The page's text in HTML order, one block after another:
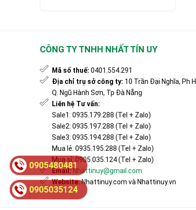
CÔNG TY TNHH NHẤT TÍN UY
Mã số thuế: 0401.554.291
Địa chỉ trụ sở công ty: 10 Trần Đại Nghĩa, Ph
Q. Ngũ Hành Sơn, Tp Đà Nẵng
Liên hệ Tư vấn:
Sale1: 0935.179.288 (Tel + Zalo)
Sale2: 0935.197.288 (Tel + Zalo)
Sale3: 0935.194.288 (Tel + Zalo)
Mua lẻ: 0935.195.288 (Tel + Zalo)
Mua sỉ: 0905.035.124 (Tel + Zalo)
Email: Nhattinuy@gmail.com
Website:Nhattinuy.com và Nhattinuy.vn
0905480481
0905035124